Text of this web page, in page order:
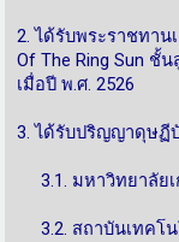
2. ได้รับพระราชทาน
Of The Ring Sun ชั้
เมื่อปี พ.ศ. 2526
3. ได้รับปริญญาดุษ
3.1. มหาวิทยาลัย
3.2. สถาบันเทคโน